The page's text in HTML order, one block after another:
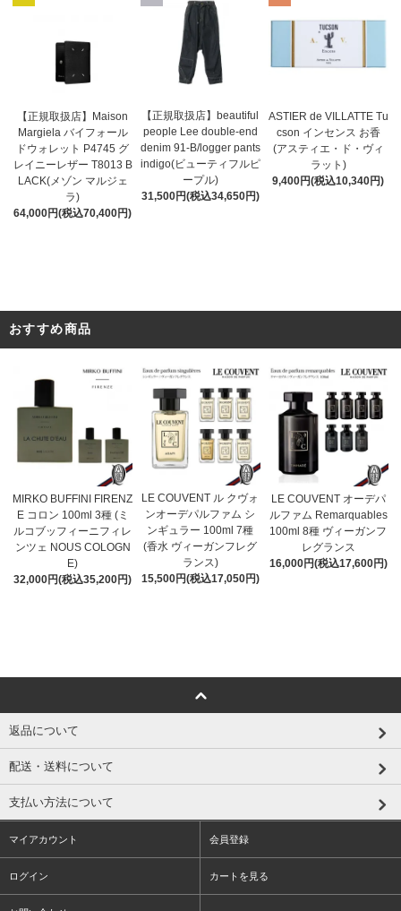
【正規取扱店】Maison
Margiela バイフォール
ドウォレット P4745 グ
レイニーレザー T8013 B
LACK(メゾン マルジェ
ラ)
64,000円(税込70,400円)
【正規取扱店】beautiful
people Lee double-end
denim 91-B/logger pants
indigo(ビューティフルピ
ープル)
31,500円(税込34,650円)
ASTIER de VILLATTE Tu
cson インセンス お香
(アスティエ・ド・ヴィ
ラット)
9,400円(税込10,340円)
おすすめ商品
MIRKO BUFFINI FIRENZ
E コロン 100ml 3種 (ミ
ルコブッフィーニフィレ
ンツェ NOUS COLOGN
E)
32,000円(税込35,200円)
LE COUVENT ル クヴォ
ンオーデパルファム シ
ンギュラー 100ml 7種
(香水 ヴィーガンフレグ
ランス)
15,500円(税込17,050円)
LE COUVENT オーデパ
ルファム Remarquables
100ml 8種 ヴィーガンフ
レグランス
16,000円(税込17,600円)
返品について
配送・送料について
支払い方法について
マイアカウント 会員登録
ログイン カートを見る